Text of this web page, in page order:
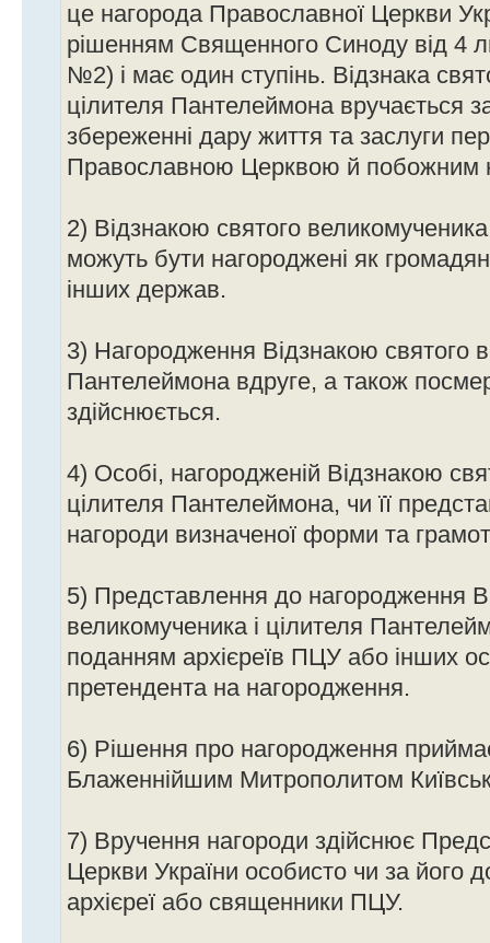
це нагорода Православної Церкви
рішенням Священного Синоду від 4
№2) і має один ступінь. Відзнака
цілителя Пантелеймона вручається
збереженні дару життя та заслуги
Православною Церквою й побожним
2) Відзнакою святого
можуть бути нагороджені як
інших держав.
3) Нагородження Відзнакою святого
Пантелеймона вдруге, а також
здійснюється.
4) Особі, нагородженій Відзнакою
цілителя Пантелеймона, чи її
нагороди визначеної форми та
5) Представлення до нагородження
великомученика і цілителя
поданням архієреїв ПЦУ або інших
претендента на нагородження.
6) Рішення про нагородження
Блаженнійшим Митрополитом
7) Вручення нагороди здійснює
Церкви України особисто чи за його
архієреї або священники ПЦУ.